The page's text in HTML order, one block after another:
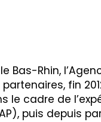
le Bas-Rhin,
partenaires, fin
le cadre de
puis depuis